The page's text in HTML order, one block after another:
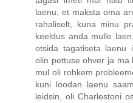
laenu, et maksta oma
rahaliselt, kuna minu
keeldus anda mulle
otsida tagatiseta laenu
olin pettuse ohver ja ma
mul oli rohkem
kuni loodan laenu
leidsin, oli Charlestoni